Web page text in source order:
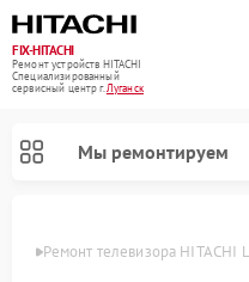
FIX-HITACHI
Ремонт устройств HITACHI
Специализированный
cервисный центр г.Луганск
Мы ремонтируем
Ремонт телевизора HITACHI